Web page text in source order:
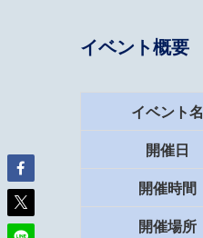
イベント概要
イベント名
開催日
開催時間
開催場所